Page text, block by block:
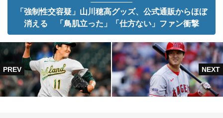
「強制性交容疑」山川穂高グッズ、公式通販からほぼ
消える 「鳥肌立った」「仕方ない」ファン衝撃